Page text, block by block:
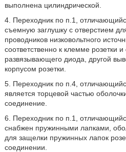
выполнена цилиндрической.
4. Переходник по п.1,
съемную заглушку с отверстием
проводников низковольтного
соответственно к клемме розетки
развязывающего диода, другой
корпусом розетки.
5. Переходник по п.4,
является торцевой частью
соединение.
6. Переходник по п.1,
снабжен пружинными лапками,
для защелки пружинных лапок
соединении.